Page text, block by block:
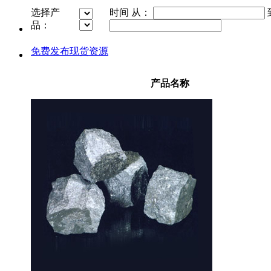
选择产
品：
时间 从：
免费发布现货资源
产品名称